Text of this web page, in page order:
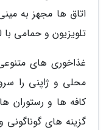
اتاق ها مجهز به
تلویزیون و حمامی
غذاخوری های
محلی و ژاپنی را
کافه ها و رستوران
گزینه های